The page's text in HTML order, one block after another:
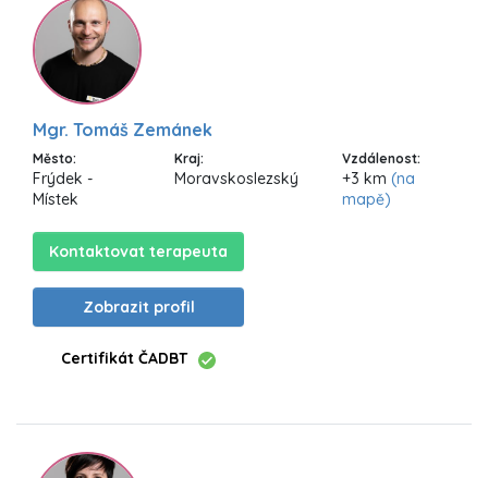
Mgr. Tomáš Zemánek
Město:
Frýdek -
Místek
Kraj:
Moravskoslezský
Vzdálenost:
+3 km(na
mapě)
Kontaktovat terapeuta
Zobrazit profil
Certifikát ČADBT